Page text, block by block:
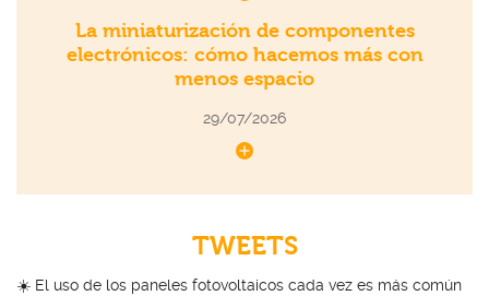
La miniaturización de componentes
electrónicos: cómo hacemos más con
menos espacio
29/07/2026
TWEETS
☀️ El uso de los paneles fotovoltaicos cada vez es más común